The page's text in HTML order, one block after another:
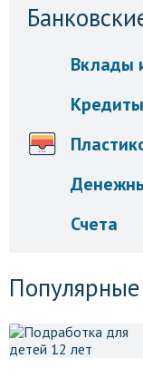
Вклады
Кредиты
Счета
Популярные